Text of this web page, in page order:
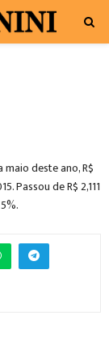
deste ano, R$
Passou de R$ 2,111